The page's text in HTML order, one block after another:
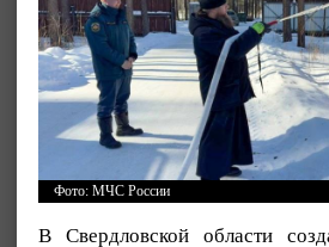
Фото: МЧС России
В Свердловской области